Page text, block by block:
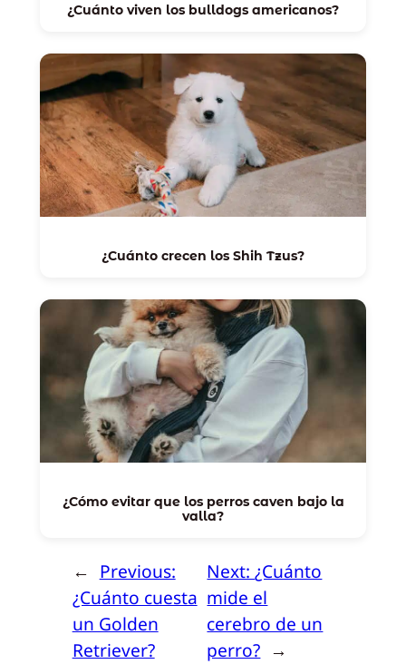
¿Cuánto viven los bulldogs americanos?
¿Cuánto crecen los Shih Tzus?
¿Cómo evitar que los perros caven bajo la
valla?
← Previous:
¿Cuánto cuesta
un Golden
Retriever?
Next:¿Cuánto
mide el
cerebro de un
perro? →